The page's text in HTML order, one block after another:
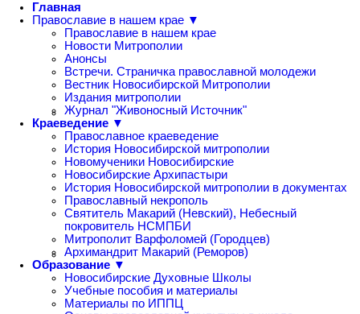
Главная
Православие в нашем крае ▼
Православие в нашем крае
Новости Митрополии
Анонсы
Встречи. Страничка православной молодежи
Вестник Новосибирской Митрополии
Издания митрополии
Журнал "Живоносный Источник"
Краеведение ▼
Православное краеведение
История Новосибирской митрополии
Новомученики Новосибирские
Новосибирские Архипастыри
История Новосибирской митрополии в документах
Православный некрополь
Святитель Макарий (Невский), Небесный
покровитель НСМПБИ
Митрополит Варфоломей (Городцев)
Архимандрит Макарий (Реморов)
Образование ▼
Новосибирские Духовные Школы
Учебные пособия и материалы
Материалы по ИППЦ